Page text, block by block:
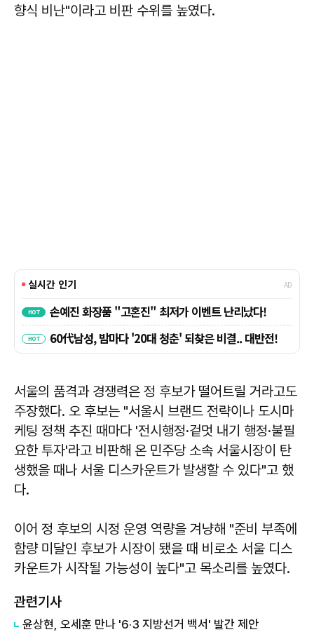
향식 비난"이라고 비판 수위를 높였다.
서울의 품격과 경쟁력은 정 후보가 떨어트릴 거라고도
주장했다. 오 후보는 "서울시 브랜드 전략이나 도시마
케팅 정책 추진 때마다 '전시행정·겉멋 내기 행정·불필
요한 투자'라고 비판해 온 민주당 소속 서울시장이 탄
생했을 때나 서울 디스카운트가 발생할 수 있다"고 했
다.
이어 정 후보의 시정 운영 역량을 겨냥해 "준비 부족에
함량 미달인 후보가 시장이 됐을 때 비로소 서울 디스
카운트가 시작될 가능성이 높다"고 목소리를 높였다.
관련기사
윤상현, 오세훈 만나 '6·3 지방선거 백서' 발간 제안